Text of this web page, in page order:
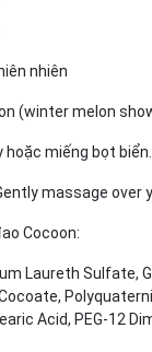
nhiên
(winter melon
hoặc miếng bọt
massage
Cocoon:
Laureth Sulfate,
Acid, PEG-12